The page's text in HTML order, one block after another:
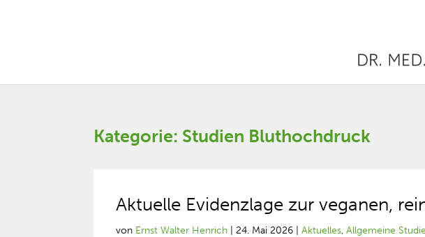
Kategorie: Studien Bluthochdruck
Aktuelle Evidenzlage zur veganen,
von Ernst Walter Henrich |24. Mai 2026 |Aktuelles,Allgemeine